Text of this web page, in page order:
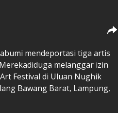
mendeportasi tiga artis
melanggar izin
Festival di Uluan Nughik
Bawang Barat, Lampung,